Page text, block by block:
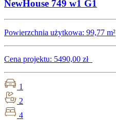
NewHouse 749 w1 G1
Powierzchnia użytkowa: 99,77 m²
Cena projektu: 5490,00 zł
1
2
4